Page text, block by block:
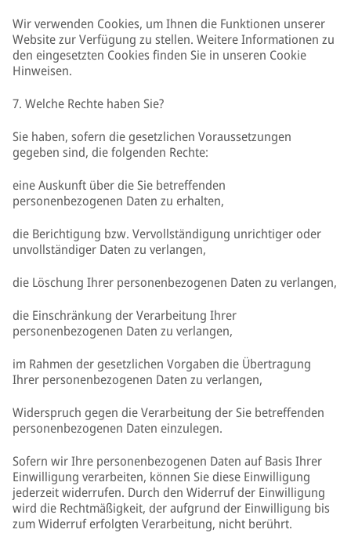
Wir verwenden Cookies, um Ihnen die Funktionen unserer
Website zur Verfügung zu stellen. Weitere Informationen zu
den eingesetzten Cookies finden Sie in unseren Cookie
Hinweisen.
7. Welche Rechte haben Sie?
Sie haben, sofern die gesetzlichen Voraussetzungen
gegeben sind, die folgenden Rechte:
eine Auskunft über die Sie betreffenden
personenbezogenen Daten zu erhalten,
die Berichtigung bzw. Vervollständigung unrichtiger oder
unvollständiger Daten zu verlangen,
die Löschung Ihrer personenbezogenen Daten zu verlangen,
die Einschränkung der Verarbeitung Ihrer
personenbezogenen Daten zu verlangen,
im Rahmen der gesetzlichen Vorgaben die Übertragung
Ihrer personenbezogenen Daten zu verlangen,
Widerspruch gegen die Verarbeitung der Sie betreffenden
personenbezogenen Daten einzulegen.
Sofern wir Ihre personenbezogenen Daten auf Basis Ihrer
Einwilligung verarbeiten, können Sie diese Einwilligung
jederzeit widerrufen. Durch den Widerruf der Einwilligung
wird die Rechtmäßigkeit, der aufgrund der Einwilligung bis
zum Widerruf erfolgten Verarbeitung, nicht berührt.